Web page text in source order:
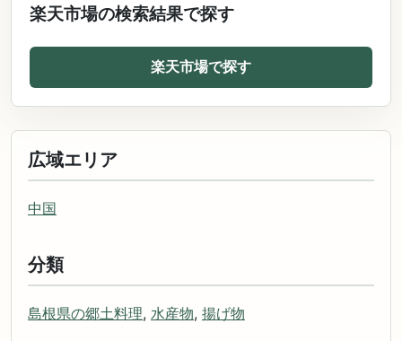
楽天市場の検索結果で探す
楽天市場で探す
広域エリア
中国
分類
島根県の郷土料理, 水産物, 揚げ物